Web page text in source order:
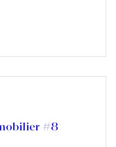
#8